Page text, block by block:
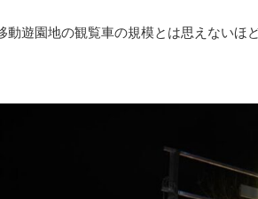
動遊園地の観覧車の規模とは思えないほ